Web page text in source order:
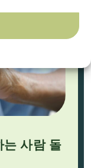
는 사람 돌